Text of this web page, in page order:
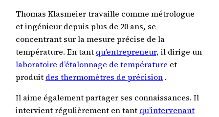
Thomas Klasmeier travaille comme métrologue
et ingénieur depuis plus de 20 ans, se
concentrant sur la mesure précise de la
température. En tant qu’entrepreneur, il dirige un
laboratoire d’étalonnage de température et
produit des thermomètres de précision .
Il aime également partager ses connaissances. Il
intervient régulièrement en tant qu’intervenant